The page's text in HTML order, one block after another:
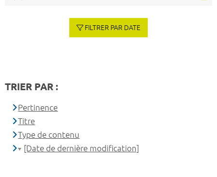
FILTRER PAR DATE
TRIER PAR :
Pertinence
Titre
Type de contenu
[Date de dernière modification]